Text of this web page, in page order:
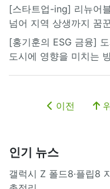
[스타트업-ing] 리뉴어
넘어 지역 상생까지 꿈
[홍기훈의 ESG 금융]
도시에 영향을 미치는
이전
인기 뉴스
갤럭시 Z 폴드8·플립8